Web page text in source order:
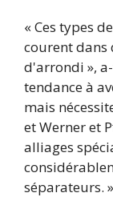
« Ces types
courent dans
d'arrondi »,
tendance à
mais
et Werner et
alliages
séparateurs. »